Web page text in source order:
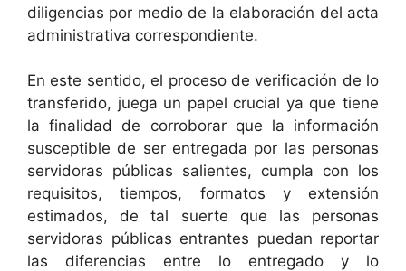
diligencias por medio de la elaboración del acta
administrativa correspondiente.
En este sentido, el proceso de verificación de lo
transferido, juega un papel crucial ya que tiene
la finalidad de corroborar que la información
susceptible de ser entregada por las personas
servidoras públicas salientes, cumpla con los
requisitos, tiempos, formatos y extensión
estimados, de tal suerte que las personas
servidoras públicas entrantes puedan reportar
las diferencias entre lo entregado y lo